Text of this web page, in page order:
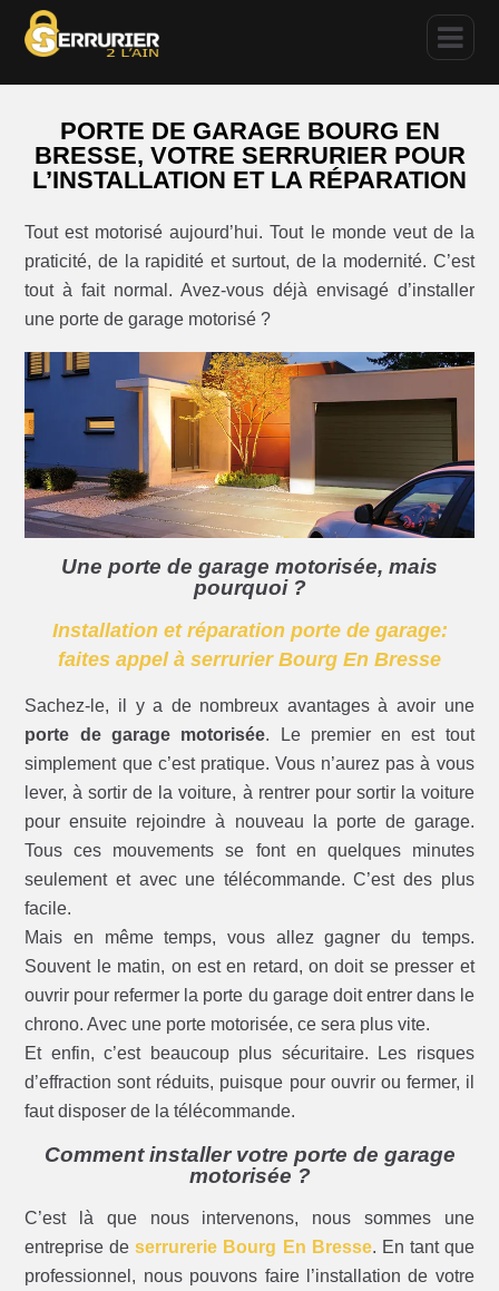
PORTE DE GARAGE BOURG EN
BRESSE, VOTRE SERRURIER POUR
L’INSTALLATION ET LA RÉPARATION
Tout est motorisé aujourd’hui. Tout le monde veut de la
praticité, de la rapidité et surtout, de la modernité. C’est
tout à fait normal. Avez-vous déjà envisagé d’installer
une porte de garage motorisé ?
Une porte de garage motorisée, mais
pourquoi ?
Installation et réparation porte de garage:
faites appel à serrurier Bourg En Bresse
Sachez-le, il y a de nombreux avantages à avoir une
porte de garage motorisée. Le premier en est tout
simplement que c’est pratique. Vous n’aurez pas à vous
lever, à sortir de la voiture, à rentrer pour sortir la voiture
pour ensuite rejoindre à nouveau la porte de garage.
Tous ces mouvements se font en quelques minutes
seulement et avec une télécommande. C’est des plus
facile.
Mais en même temps, vous allez gagner du temps.
Souvent le matin, on est en retard, on doit se presser et
ouvrir pour refermer la porte du garage doit entrer dans le
chrono. Avec une porte motorisée, ce sera plus vite.
Et enfin, c’est beaucoup plus sécuritaire. Les risques
d’effraction sont réduits, puisque pour ouvrir ou fermer, il
faut disposer de la télécommande.
Comment installer votre porte de garage
motorisée ?
C’est là que nous intervenons, nous sommes une
entreprise deserrurerie Bourg En Bresse. En tant que
professionnel, nous pouvons faire l’installation de votre